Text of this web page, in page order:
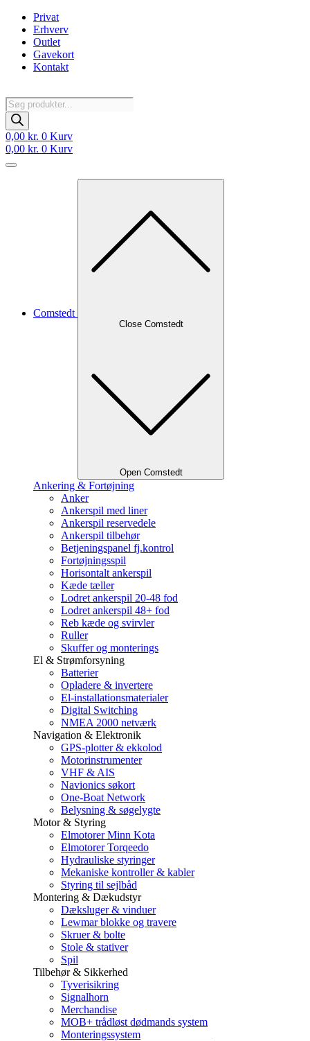
Videre
indhold
Privat
Erhverv
Outlet
Gavekort
Kontakt
Products
search
0,00 kr. 0 Kurv
0,00 kr. 0 Kurv
Comstedt
Close Comstedt
Open Comstedt
Ankering & Fortøjning
Anker
Ankerspil med liner
Ankerspil reservedele
Ankerspil tilbehør
Betjeningspanel fj.kontrol
Fortøjningsspil
Horisontalt ankerspil
Kæde tæller
Lodret ankerspil 20-48 fod
Lodret ankerspil 48+ fod
Reb kæde og svirvler
Ruller
Skuffer og monterings
El & Strømforsyning
Batterier
Opladere & invertere
El-installationsmaterialer
Digital Switching
NMEA 2000 netværk
Navigation & Elektronik
GPS-plotter & ekkolod
Motorinstrumenter
VHF & AIS
Navionics søkort
One-Boat Network
Belysning & søgelygte
Motor & Styring
Elmotorer Minn Kota
Elmotorer Torqeedo
Hydrauliske styringer
Mekaniske kontroller & kabler
Styring til sejlbåd
Montering & Dækudstyr
Dæksluger & vinduer
Lewmar blokke og travere
Skruer & bolte
Stole & stativer
Spil
Tilbehør & Sikkerhed
Tyverisikring
Signalhorn
Merchandise
MOB+ trådløst dødmands system
Monteringssystem